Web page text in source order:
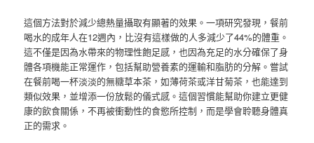
這個方法對於減少總熱量攝取有顯著的效果。一項研究發現，餐前
喝水的成年人在12週內，比沒有這樣做的人多減少了44%的體重。
這不僅是因為水帶來的物理性飽足感，也因為充足的水分確保了身
體各項機能正常運作，包括幫助營養素的運輸和脂肪的分解。嘗試
在餐前喝一杯淡淡的無糖草本茶，如薄荷茶或洋甘菊茶，也能達到
類似效果，並增添一份放鬆的儀式感。這個習慣能幫助你建立更健
康的飲食關係，不再被衝動性的食慾所控制，而是學會聆聽身體真
正的需求。